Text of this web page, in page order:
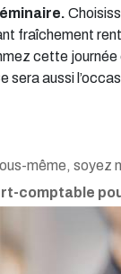
fraîchement
cette
aussi
même,
comptable